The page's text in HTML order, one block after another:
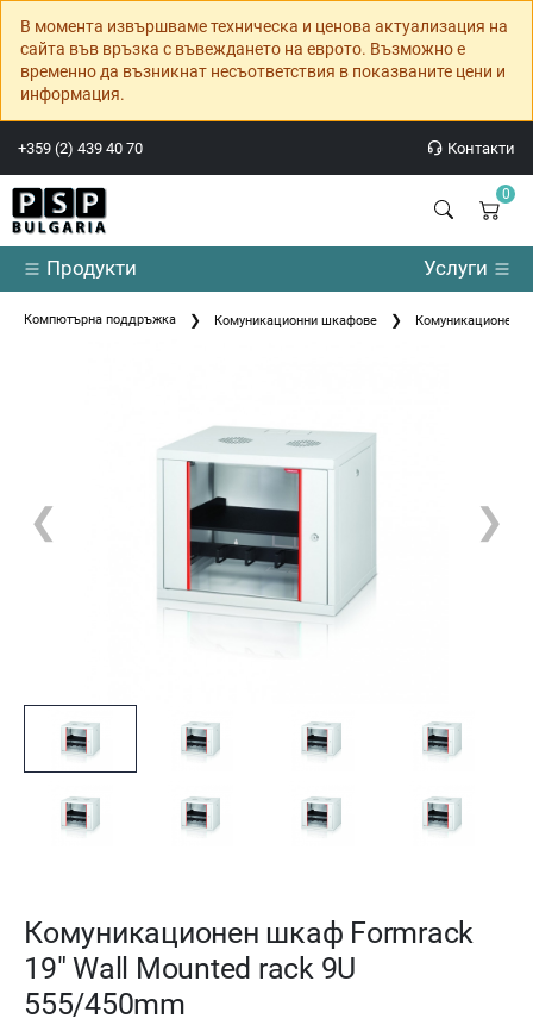
В момента извършваме техническа и ценова актуализация на
сайта във връзка с въвеждането на еврото. Възможно е
временно да възникнат несъответствия в показваните цени и
информация.
+359 (2) 439 40 70 Контакти
0
Продукти Услуги
Компютърна поддръжка Комуникационни шкафове Комуникационен
❮ ❯
Комуникационен шкаф Formrack
19" Wall Mounted rack 9U
555/450mm